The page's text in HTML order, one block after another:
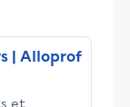
| Alloprof
et